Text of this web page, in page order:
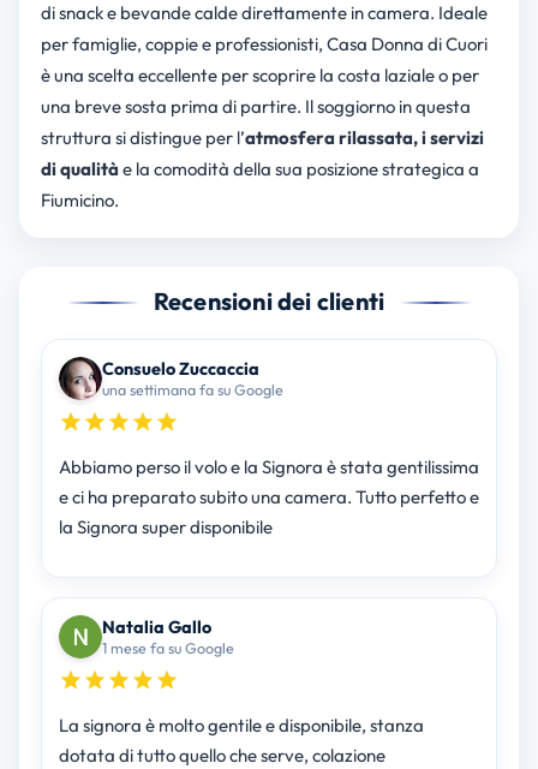
di snack e bevande calde direttamente in camera. Ideale
per famiglie, coppie e professionisti, Casa Donna di Cuori
è una scelta eccellente per scoprire la costa laziale o per
una breve sosta prima di partire. Il soggiorno in questa
struttura si distingue per l’atmosfera rilassata, i servizi
di qualitàe la comodità della sua posizione strategica a
Fiumicino.
Recensioni dei clienti
Consuelo Zuccaccia
una settimana fa su Google
Abbiamo perso il volo e la Signora è stata gentilissima
e ci ha preparato subito una camera. Tutto perfetto e
la Signora super disponibile
Natalia Gallo
1 mese fa su Google
La signora è molto gentile e disponibile, stanza
dotata di tutto quello che serve, colazione